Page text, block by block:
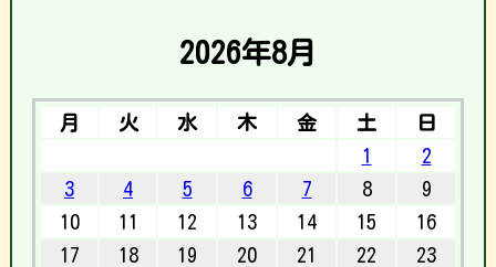
2026年8月
月 火 水 木 金 土
日
1
2
3
4 5 6 7 8
9
10
11 12 13 14 15
16
17
18 19 20 21 22
23